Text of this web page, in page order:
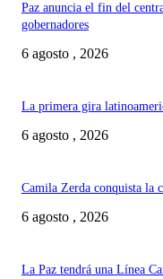
Paz anuncia el fin del
gobernadores
6 agosto , 2026
La primera gira
6 agosto , 2026
Camila Zerda conquista la
6 agosto , 2026
La Paz tendrá una Línea